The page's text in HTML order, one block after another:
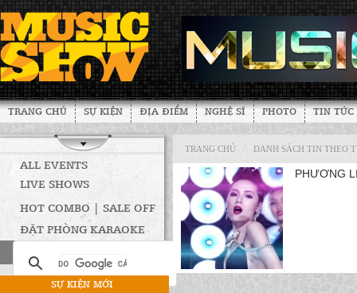
TRANG CHỦ SỰ KIỆN ĐỊA ĐIỂM NGHỆ SĨ PHOTO TIN TỨC
ALL EVENTS
LIVE SHOWS
HOT COMBO | SALE OFF
ĐẶT PHÒNG KARAOKE
SỰ KIỆN MỚI
TRANG CHỦ / DANH SÁCH TIN THEO
PHƯƠNG